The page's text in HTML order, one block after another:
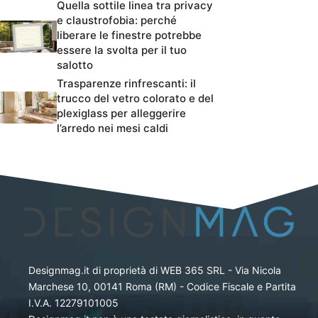
Quella sottile linea tra privacy
e claustrofobia: perché
liberare le finestre potrebbe
essere la svolta per il tuo
salotto
Trasparenze rinfrescanti: il
trucco del vetro colorato e del
plexiglass per alleggerire
l’arredo nei mesi caldi
Designmag.it di proprietà di WEB 365 SRL - Via Nicola
Marchese 10, 00141 Roma (RM) - Codice Fiscale e Partita
I.V.A. 12279101005